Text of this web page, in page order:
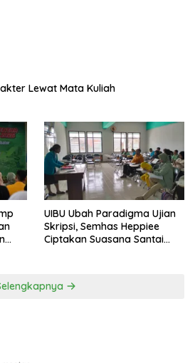
Lewat Mata Kuliah
UIBU Ubah Paradigma Ujian
Skripsi, Semhas Heppiee
Ciptakan Suasana Santai